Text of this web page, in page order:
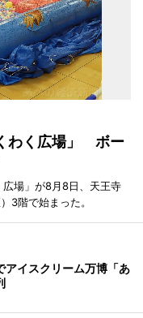
わく広場」 ボー
場」が8月8日、天王寺
3階で始まった。
アイスクリーム万博「あ